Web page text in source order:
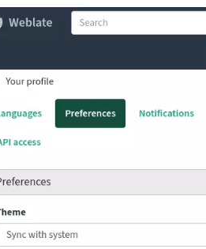
of Desteklenen dosya biçimleri
of Yapılandırma yönergeleri